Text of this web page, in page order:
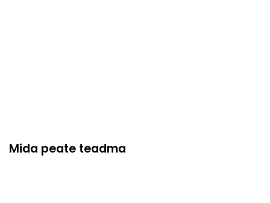
Mida peate teadma